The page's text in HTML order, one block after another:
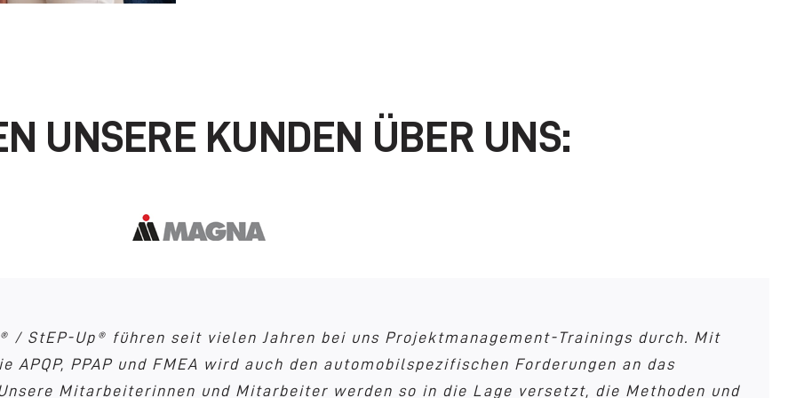
UNSERE KUNDEN ÜBER UNS:
/ StEP-Up® führen seit vielen Jahren bei uns Projektmanagement-Trainings durch. Mit
APQP, PPAP und FMEA wird auch den automobilspezifischen Forderungen an das
Mitarbeiterinnen und Mitarbeiter werden so in die Lage versetzt, die Methoden und
einerseits zu den klassischen Projektmanagementmethoden und -werkzeugen und
zur Anwendung kommenden Qualitätsmethoden qualifizieren. Sie sind
und Kundenprojekte effizient und qualitätsgesichert abzuwickeln.
sind wir kontinuierlich mit einer Reihe von Aufgaben konfrontiert, die aufgrund von
bewältigt werden können. Hohe Projektmanagementkompetenzen sind daher für